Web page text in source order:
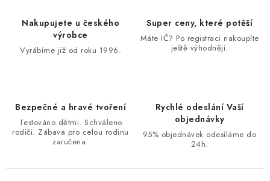
Nakupujete u českého
výrobce
Vyrábíme již od roku 1996.
Super ceny, které potěší
Máte IČ? Po registraci nakoupíte
ještě výhodněji.
Bezpečné a hravé tvoření
Testováno dětmi. Schváleno
rodiči. Zábava pro celou rodinu
zaručena.
Rychlé odeslání Vaší
objednávky
95% objednávek odesíláme do
24h.